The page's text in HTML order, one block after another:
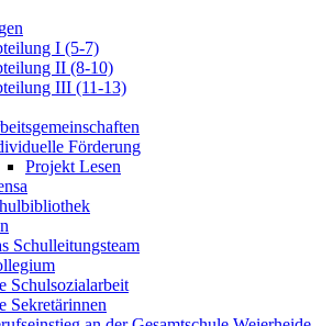
I (5-7)
II (8-10)
III (11-13)
Förderung
Projekt Lesen
Schulleitungsteam
Schulsozialarbeit
Sekretärinnen